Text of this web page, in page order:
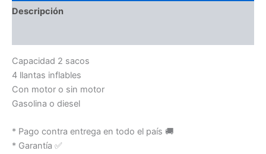
Descripción
Capacidad 2 sacos
4 llantas inflables
Con motor o sin motor
Gasolina o diesel
* Pago contra entrega en todo el país 🚚
* Garantía ✅